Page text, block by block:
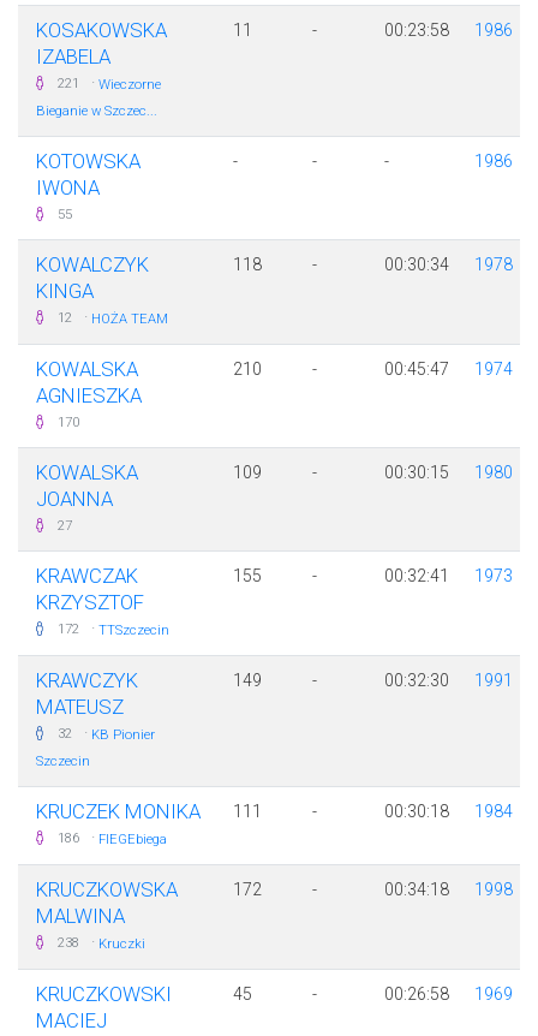
KOSAKOWSKA
IZABELA
221 · Wieczorne
Bieganie w Szczec...
11 - 00:23:58 1986
KOTOWSKA
IWONA
55
- - - 1986
KOWALCZYK
KINGA
12 · HOŻA TEAM
118 - 00:30:34 1978
KOWALSKA
AGNIESZKA
170
210 - 00:45:47 1974
KOWALSKA
JOANNA
27
109 - 00:30:15 1980
KRAWCZAK
KRZYSZTOF
172 · TTSzczecin
155 - 00:32:41 1973
KRAWCZYK
MATEUSZ
32 · KB Pionier
Szczecin
149 - 00:32:30 1991
KRUCZEK MONIKA
186 · FIEGEbiega
111 - 00:30:18 1984
KRUCZKOWSKA
MALWINA
238 · Kruczki
172 - 00:34:18 1998
KRUCZKOWSKI
MACIEJ
45 - 00:26:58 1969